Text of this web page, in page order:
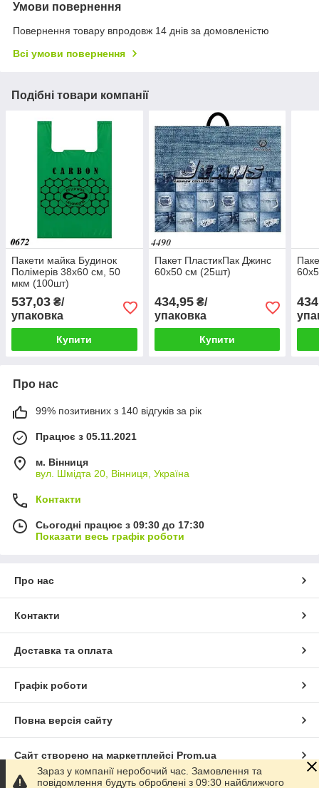
Умови повернення
Повернення товару впродовж 14 днів за домовленістю
Всі умови повернення
Подібні товари компанії
Пакети майка Будинок
Полімерів 38х60 см, 50
мкм (100шт)
537,03 ₴/
упаковка
Купити
Пакет ПластикПак Джинс
60х50 см (25шт)
434,95₴/
упаковка
Купити
Про нас
99% позитивних з 140 відгуків за рік
Працює з 05.11.2021
м. Вінниця
вул. Шмідта 20, Вінниця, Україна
Контакти
Сьогодні працює з 09:30 до 17:30
Показати весь графік роботи
Про нас
Контакти
Доставка та оплата
Графік роботи
Повна версія сайту
Сайт створено на маркетплейсі Prom.ua
Зараз у компанії неробочий час. Замовлення та
повідомлення будуть оброблені з 09:30 найближчого